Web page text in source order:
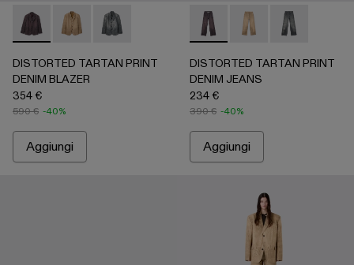
DISTORTED TARTAN PRINT DENIM BLAZER -
DISTORTED TARTAN PRINT DENIM BLAZER -
DISTORTED TARTAN PRINT DENIM
DISTORTED TARTAN PRINT
DENIM BLAZER
354 €
590 € -40%
Aggiungi
DISTORTED TARTAN
DISTORTED
DISTORTED TARTAN PRINT
DENIM JEANS
234 €
390 € -40%
Aggiungi